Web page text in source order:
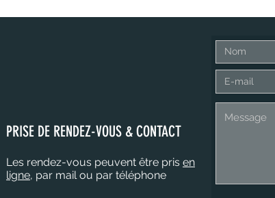
PRISE DE RENDEZ-VOUS & CONTACT
Les rendez-vous peuvent être pris en
ligne, par mail ou par téléphone